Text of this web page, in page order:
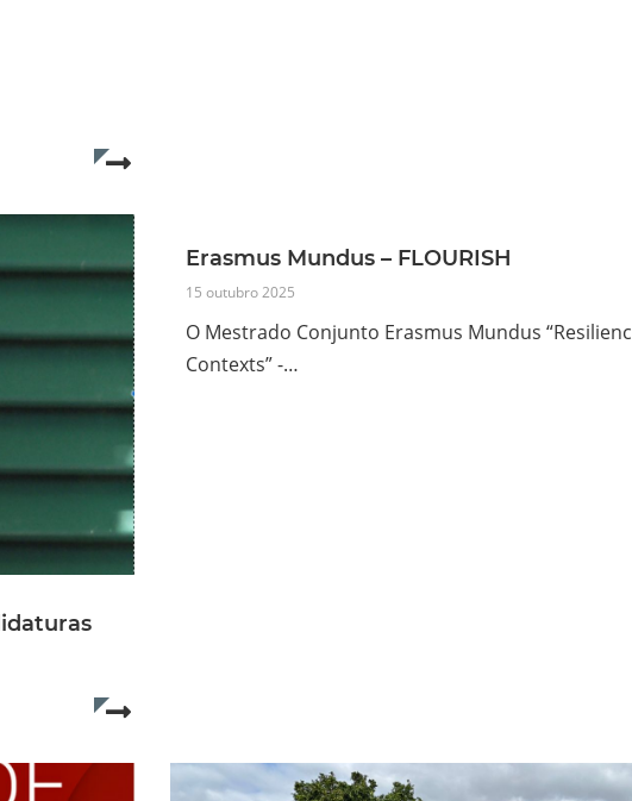
Read more...
Read more...
Erasmus Mundus – FLOURISH
15 outubro 2025
O Mestrado Conjunto Erasmus Mundus
Contexts” -…